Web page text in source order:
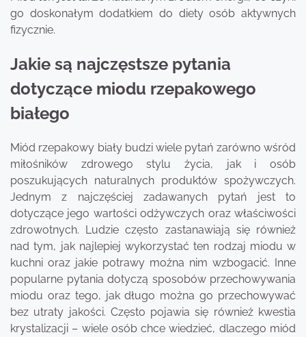
go doskonałym dodatkiem do diety osób aktywnych
fizycznie.
Jakie są najczęstsze pytania
dotyczące miodu rzepakowego
białego
Miód rzepakowy biały budzi wiele pytań zarówno wśród
miłośników zdrowego stylu życia, jak i osób
poszukujących naturalnych produktów spożywczych.
Jednym z najczęściej zadawanych pytań jest to
dotyczące jego wartości odżywczych oraz właściwości
zdrowotnych. Ludzie często zastanawiają się również
nad tym, jak najlepiej wykorzystać ten rodzaj miodu w
kuchni oraz jakie potrawy można nim wzbogacić. Inne
popularne pytania dotyczą sposobów przechowywania
miodu oraz tego, jak długo można go przechowywać
bez utraty jakości. Często pojawia się również kwestia
krystalizacji – wiele osób chce wiedzieć, dlaczego miód